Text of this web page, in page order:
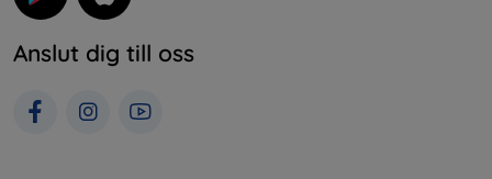
Anslut dig till oss